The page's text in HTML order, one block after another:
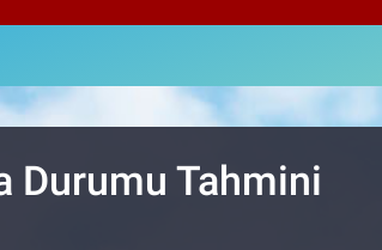
BİST100
13.768
Durumu Tahmini